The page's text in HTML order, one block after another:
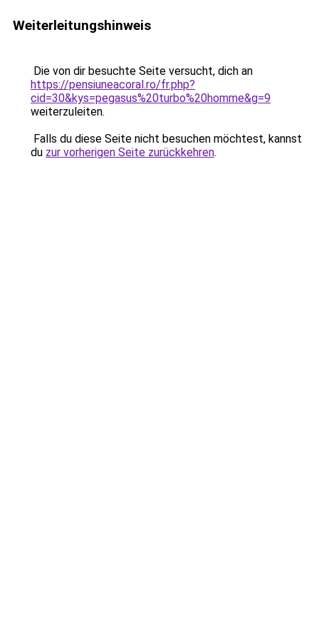
Weiterleitungshinweis
Die von dir besuchte Seite versucht, dich an
https://pensiuneacoral.ro/fr.php?
cid=30&kys=pegasus%20turbo%20homme&g=9
weiterzuleiten.
Falls du diese Seite nicht besuchen möchtest, kannst
du zur vorherigen Seite zurückkehren.